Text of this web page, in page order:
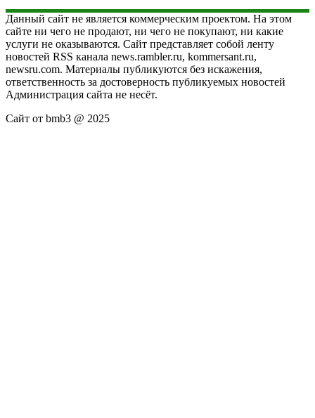
Данный сайт не является коммерческим проектом. На этом
сайте ни чего не продают, ни чего не покупают, ни какие
услуги не оказываются. Сайт представляет собой ленту
новостей RSS канала news.rambler.ru, kommersant.ru,
newsru.com. Материалы публикуются без искажения,
ответственность за достоверность публикуемых новостей
Администрация сайта не несёт.
Сайт от bmb3 @ 2025